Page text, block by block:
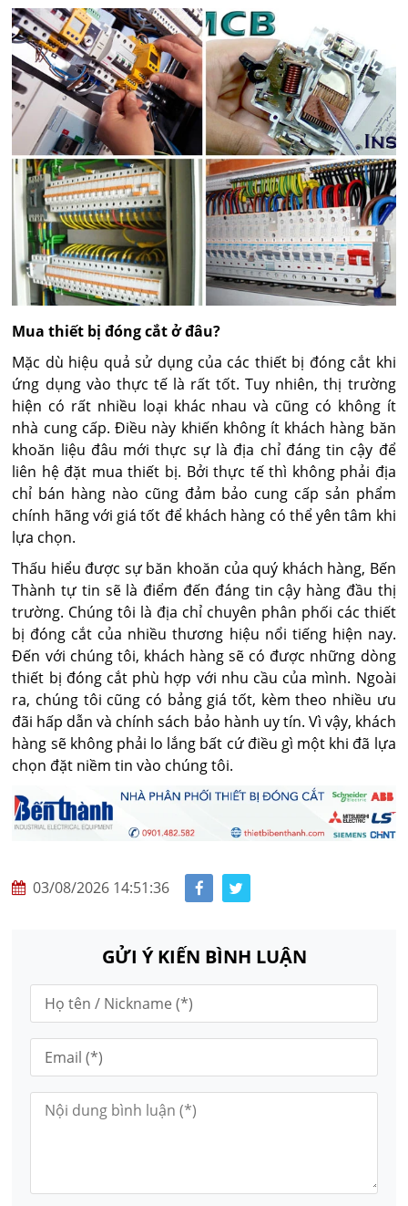
Mua thiết bị đóng cắt ở đâu?
Mặc dù hiệu quả sử dụng của các thiết bị đóng cắt khi
ứng dụng vào thực tế là rất tốt. Tuy nhiên, thị trường
hiện có rất nhiều loại khác nhau và cũng có không ít
nhà cung cấp. Điều này khiến không ít khách hàng băn
khoăn liệu đâu mới thực sự là địa chỉ đáng tin cậy để
liên hệ đặt mua thiết bị. Bởi thực tế thì không phải địa
chỉ bán hàng nào cũng đảm bảo cung cấp sản phẩm
chính hãng với giá tốt để khách hàng có thể yên tâm khi
lựa chọn.
Thấu hiểu được sự băn khoăn của quý khách hàng, Bến
Thành tự tin sẽ là điểm đến đáng tin cậy hàng đầu thị
trường. Chúng tôi là địa chỉ chuyên phân phối các thiết
bị đóng cắt của nhiều thương hiệu nổi tiếng hiện nay.
Đến với chúng tôi, khách hàng sẽ có được những dòng
thiết bị đóng cắt phù hợp với nhu cầu của mình. Ngoài
ra, chúng tôi cũng có bảng giá tốt, kèm theo nhiều ưu
đãi hấp dẫn và chính sách bảo hành uy tín. Vì vậy, khách
hàng sẽ không phải lo lắng bất cứ điều gì một khi đã lựa
chọn đặt niềm tin vào chúng tôi.
03/08/2026 14:51:36
GỬI Ý KIẾN BÌNH LUẬN